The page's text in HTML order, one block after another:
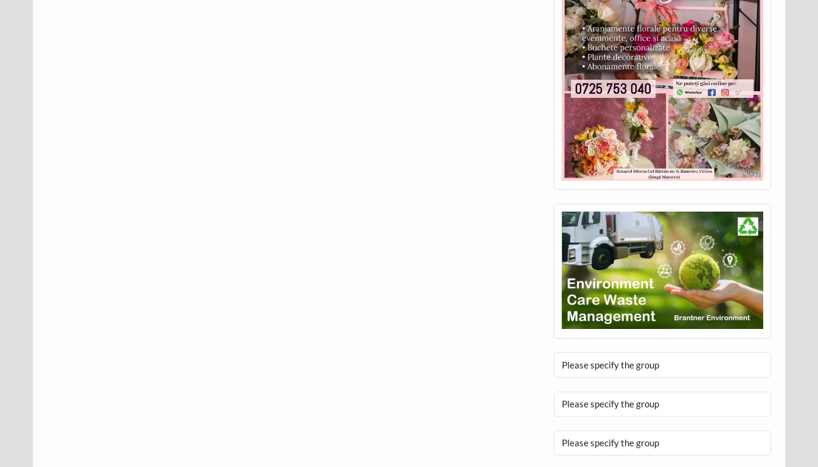
Please specify the group
Please specify the group
Please specify the group